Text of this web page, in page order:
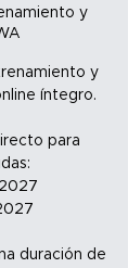
y
y
íntegro.
para
duración de